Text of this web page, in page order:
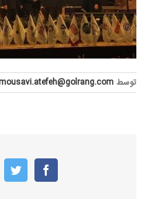
توسط
Facebook